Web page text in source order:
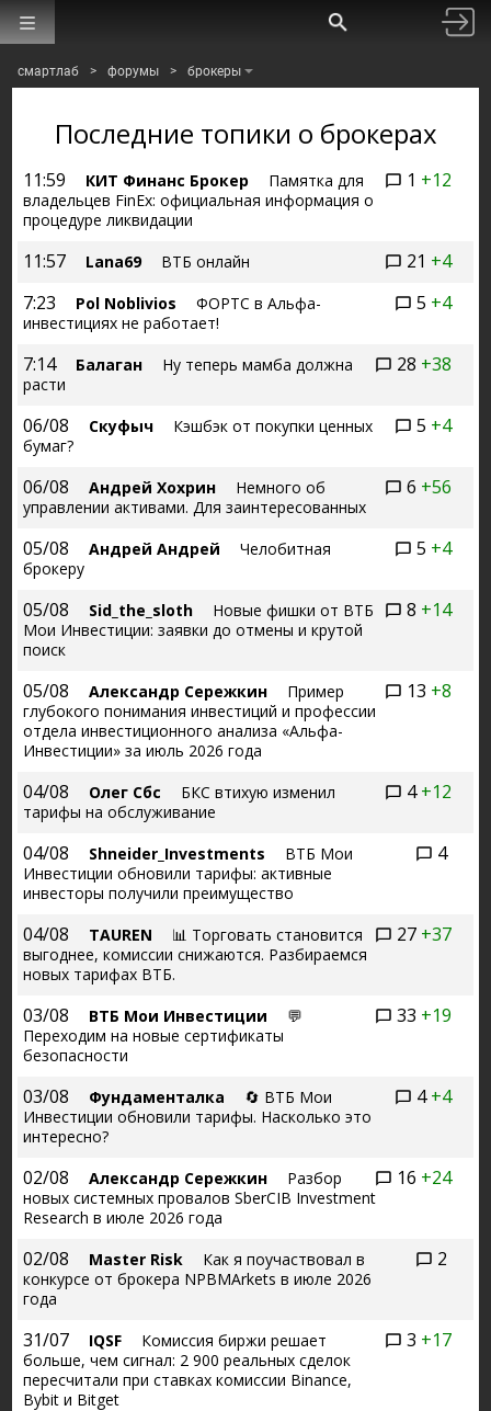
смартлаб > форумы > брокеры
Последние топики о брокерах
1 +12
11:59 КИТ Финанс Брокер
Памятка для
владельцев FinEx: официальная информация о
процедуре ликвидации
21 +4
11:57 Lana69 ВТБ онлайн
5 +4
7:23 Pol Noblivios
ФОРТС в Альфа-
инвестициях не работает!
28 +38
7:14 Балаган
Ну теперь мамба должна
расти
5 +4
06/08 Скуфыч
Кэшбэк от покупки ценных
бумаг?
6 +56
06/08 Андрей Хохрин
Немного об
управлении активами. Для заинтересованных
5 +4
05/08 Андрей Андрей
Челобитная
брокеру
8 +14
05/08 Sid_the_sloth
Новые фишки от ВТБ
Мои Инвестиции: заявки до отмены и крутой
поиск
13 +8
05/08 Александр Сережкин
Пример
глубокого понимания инвестиций и профессии
отдела инвестиционного анализа «Альфа-
Инвестиции» за июль 2026 года
4+12
04/08 Олег Сбс
БКС втихую изменил
тарифы на обслуживание
4
04/08 Shneider_Investments
ВТБ Мои
Инвестиции обновили тарифы: активные
инвесторы получили преимущество
27 +37
04/08 TAUREN
📊 Торговать становится
выгоднее, комиссии снижаются. Разбираемся
новых тарифах ВТБ.
33 +19
03/08 ВТБ Мои Инвестиции
💬
Переходим на новые сертификаты
безопасности
4+4
03/08 Фундаменталка
🔄 ВТБ Мои
Инвестиции обновили тарифы. Насколько это
интересно?
16 +24
02/08 Александр Сережкин
Разбор
новых системных провалов SberCIB Investment
Research в июле 2026 года
2
02/08 Master Risk
Как я поучаствовал в
конкурсе от брокера NPBMArkets в июле 2026
года
3 +17
31/07 IQSF
Комиссия биржи решает
больше, чем сигнал: 2 900 реальных сделок
пересчитали при ставках комиссии Binance,
Bybit и Bitget